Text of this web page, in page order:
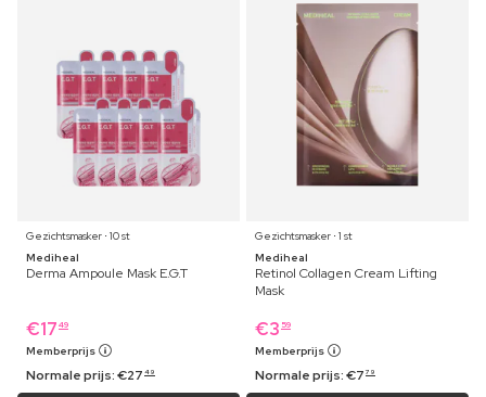
Gezichtsmasker ⋅ 10 st
Mediheal
Derma Ampoule Mask E.G.T
€17 49
Memberprijs
Normale prijs:€27 49
Gezichtsmasker ⋅ 1 st
Mediheal
Retinol Collagen Cream Lifting
Mask
€3 59
Memberprijs
Normale prijs:€7 79